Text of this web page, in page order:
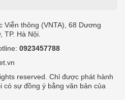
Viễn thông (VNTA), 68 Dương
TP. Hà Nội.
0923457788
reserved. Chỉ được phát hành
có sự đồng ý bằng văn bản của